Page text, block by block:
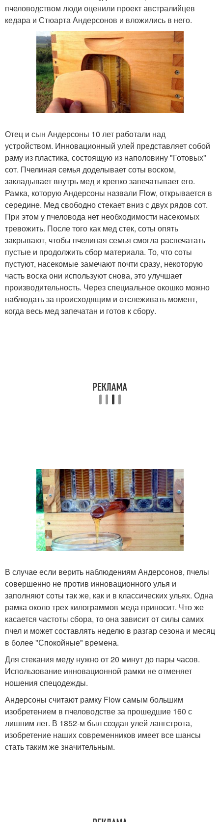
пчеловодством люди оценили проект австралийцев
кедара и Стюарта Андерсонов и вложились в него.
Отец и сын Андерсоны 10 лет работали над
устройством. Инновационный улей представляет собой
раму из пластика, состоящую из наполовину "Готовых"
сот. Пчелиная семья доделывает соты воском,
закладывает внутрь мед и крепко запечатывает его.
Рамка, которую Андерсоны назвали Flow, открывается в
середине. Мед свободно стекает вниз с двух рядов сот.
При этом у пчеловода нет необходимости насекомых
тревожить. После того как мед стек, соты опять
закрывают, чтобы пчелиная семья смогла распечатать
пустые и продолжить сбор материала. То, что соты
пустуют, насекомые замечают почти сразу, некоторую
часть воска они используют снова, это улучшает
производительность. Через специальное окошко можно
наблюдать за происходящим и отслеживать момент,
когда весь мед запечатан и готов к сбору.
В случае если верить наблюдениям Андерсонов, пчелы
совершенно не против инновационного улья и
заполняют соты так же, как и в классических ульях. Одна
рамка около трех килограммов меда приносит. Что же
касается частоты сбора, то она зависит от силы самих
пчел и может составлять неделю в разгар сезона и месяц
в более "Спокойные" времена.
Для стекания меду нужно от 20 минут до пары часов.
Использование инновационной рамки не отменяет
ношения спецодежды.
Андерсоны считают рамку Flow самым большим
изобретением в пчеловодстве за прошедшие 160 с
лишним лет. В 1852-м был создан улей лангстрота,
изобретение наших современников имеет все шансы
стать таким же значительным.